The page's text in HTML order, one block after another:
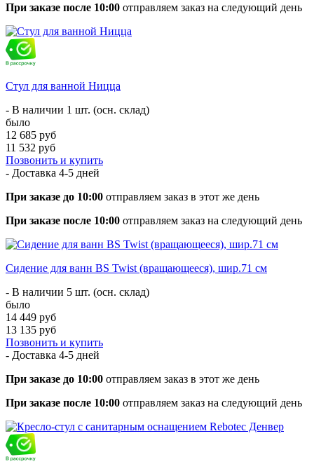
При заказе после 10:00 отправляем заказ на следующий день
Стул для ванной Ницца
- В наличии 1 шт. (осн. склад)
было
12 685 руб
11 532 руб
Позвонить и купить
- Доставка 4-5 дней
При заказе до 10:00 отправляем заказ в этот же день
При заказе после 10:00 отправляем заказ на следующий день
Сидение для ванн BS Twist (вращающееся), шир.71 см
- В наличии 5 шт. (осн. склад)
было
14 449 руб
13 135 руб
Позвонить и купить
- Доставка 4-5 дней
При заказе до 10:00 отправляем заказ в этот же день
При заказе после 10:00 отправляем заказ на следующий день